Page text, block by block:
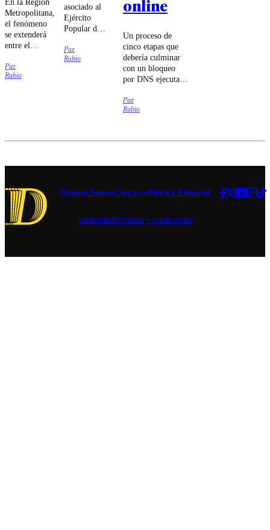
En la Región
Metropolitana,
el fenómeno
se extenderá
entre el
el jueves 13
de agosto.
Paz
Rubio
asociado al
Ejército
Popular de
chino habría
intentado
de Estados
Paz
Rubio
online
Un proceso de
cinco etapas que
debería culminar
con un bloqueo
por DNS ejecutado
de
telecomunicaciones
tribunal.
Paz
Rubio
Quiénes SomosContactoPolítica Editorial
publicidadtérminos y condiciones